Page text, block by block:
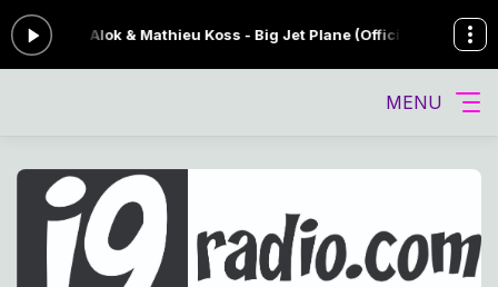
agora: Alok & Mathieu Koss - Big Jet Plane (Official Lyric Video)
MENU